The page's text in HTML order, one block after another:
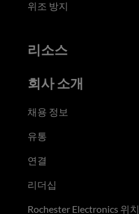
위조 방지
리소스
회사 소개
채용 정보
유통
연결
리더십
Rochester Electronics 위치